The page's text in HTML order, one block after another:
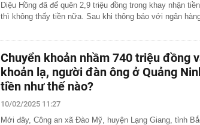
Diệu Hồng đã để quên 2,9 triệu đồng trong khay nhận
thì không thấy tiền nữa. Sau khi thông báo với ngân
Chuyển khoản nhầm 740 triệu đồng
khoản lạ, người đàn ông ở Quảng
tiền như thế nào?
10/02/2025 11:27
Mới đây, Công an xã Đào Mỹ, huyện Lạng Giang, tỉnh